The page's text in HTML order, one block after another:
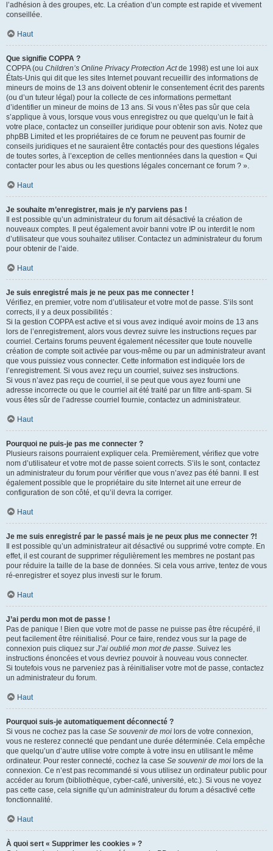
l’adhésion à des groupes, etc. La création d’un compte est rapide et vivement
conseillée.
Haut
Que signifie COPPA ?
COPPA (ou Children’s Online Privacy Protection Actde 1998) est une loi aux
États-Unis qui dit que les sites Internet pouvant recueillir des informations de
mineurs de moins de 13 ans doivent obtenir le consentement écrit des parents
(ou d’un tuteur légal) pour la collecte de ces informations permettant
d’identifier un mineur de moins de 13 ans. Si vous n’êtes pas sûr que cela
s’applique à vous, lorsque vous vous enregistrez ou que quelqu’un le fait à
votre place, contactez un conseiller juridique pour obtenir son avis. Notez que
phpBB Limited et les propriétaires de ce forum ne peuvent pas fournir de
conseils juridiques et ne sauraient être contactés pour des questions légales
de toutes sortes, à l’exception de celles mentionnées dans la question « Qui
contacter pour les abus ou les questions légales concernant ce forum ? ».
Haut
Je souhaite m’enregistrer, mais je n’y parviens pas !
Il est possible qu’un administrateur du forum ait désactivé la création de
nouveaux comptes. Il peut également avoir banni votre IP ou interdit le nom
d’utilisateur que vous souhaitez utiliser. Contactez un administrateur du forum
pour obtenir de l’aide.
Haut
Je suis enregistré mais je ne peux pas me connecter !
Vérifiez, en premier, votre nom d’utilisateur et votre mot de passe. S’ils sont
corrects, il y a deux possibilités :
Si la gestion COPPA est active et si vous avez indiqué avoir moins de 13 ans
lors de l’enregistrement, alors vous devrez suivre les instructions reçues par
courriel. Certains forums peuvent également nécessiter que toute nouvelle
création de compte soit activée par vous-même ou par un administrateur avant
que vous puissiez vous connecter. Cette information est indiquée lors de
l’enregistrement. Si vous avez reçu un courriel, suivez ses instructions.
Si vous n’avez pas reçu de courriel, il se peut que vous ayez fourni une
adresse incorrecte ou que le courriel ait été traité par un filtre anti-spam. Si
vous êtes sûr de l’adresse courriel fournie, contactez un administrateur.
Haut
Pourquoi ne puis-je pas me connecter ?
Plusieurs raisons pourraient expliquer cela. Premièrement, vérifiez que votre
nom d’utilisateur et votre mot de passe soient corrects. S’ils le sont, contactez
un administrateur du forum pour vérifier que vous n’avez pas été banni. Il est
également possible que le propriétaire du site Internet ait une erreur de
configuration de son côté, et qu’il devra la corriger.
Haut
Je me suis enregistré par le passé mais je ne peux plus me connecter ?!
Il est possible qu’un administrateur ait désactivé ou supprimé votre compte. En
effet, il est courant de supprimer régulièrement les membres ne postant pas
pour réduire la taille de la base de données. Si cela vous arrive, tentez de vous
ré-enregistrer et soyez plus investi sur le forum.
Haut
J’ai perdu mon mot de passe !
Pas de panique ! Bien que votre mot de passe ne puisse pas être récupéré, il
peut facilement être réinitialisé. Pour ce faire, rendez vous sur la page de
connexion puis cliquez sur J’ai oublié mon mot de passe. Suivez les
instructions énoncées et vous devriez pouvoir à nouveau vous connecter.
Si toutefois vous ne parveniez pas à réinitialiser votre mot de passe, contactez
un administrateur du forum.
Haut
Pourquoi suis-je automatiquement déconnecté ?
Si vous ne cochez pas la case Se souvenir de moi lors de votre connexion,
vous ne resterez connecté que pendant une durée déterminée. Cela empêche
que quelqu’un d’autre utilise votre compte à votre insu en utilisant le même
ordinateur. Pour rester connecté, cochez la case Se souvenir de moi lors de la
connexion. Ce n’est pas recommandé si vous utilisez un ordinateur public pour
accéder au forum (bibliothèque, cyber-café, université, etc.). Si vous ne voyez
pas cette case, cela signifie qu’un administrateur du forum a désactivé cette
fonctionnalité.
Haut
À quoi sert « Supprimer les cookies » ?